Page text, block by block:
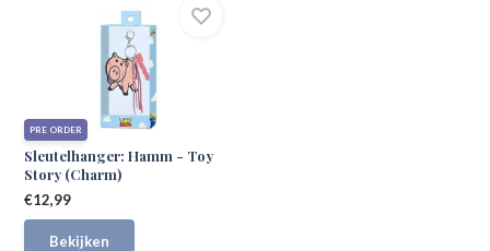
PRE ORDER
Sleutelhanger: Hamm - Toy
Story (Charm)
€12,99
Bekijken